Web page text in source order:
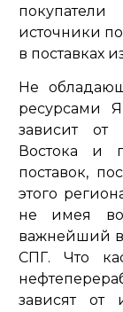
источники
в поставках
Не
ресурсами
зависит от
Востока и
поставок,
этого
не имея
важнейший
СПГ. Что
зависят от